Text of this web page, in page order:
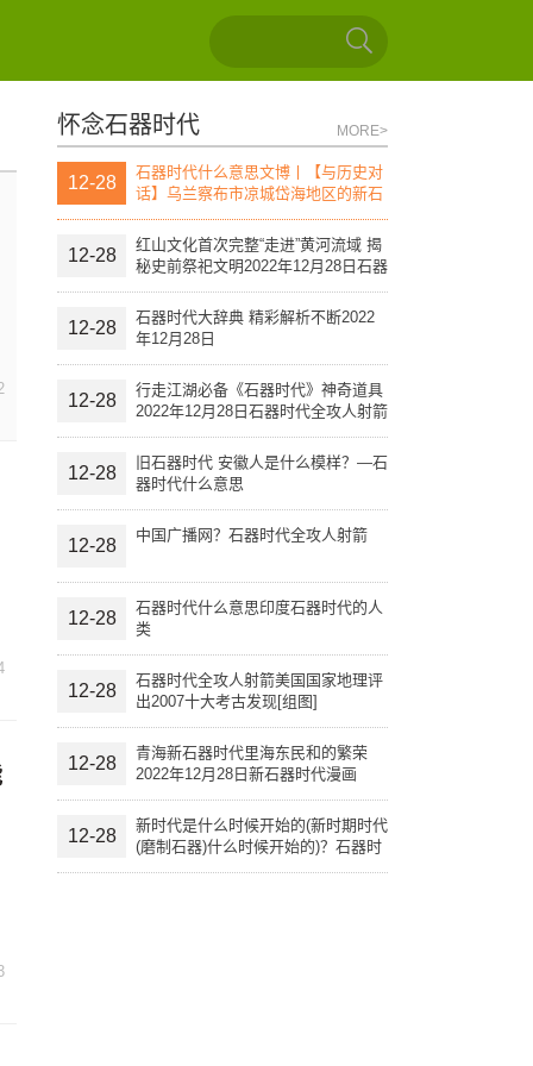
怀念石器时代 MORE>
12-28
石器时代什么意思文博丨【与历史对
话】乌兰察布市凉城岱海地区的新石
器时代文化遗址（上）
12-28
红山文化首次完整“走进”黄河流域 揭
秘史前祭祀文明2022年12月28日石器
时代全攻人射箭
12-28
石器时代大辞典 精彩解析不断2022
年12月28日
12-28
行走江湖必备《石器时代》神奇道具
2022年12月28日石器时代全攻人射箭
12-28
旧石器时代 安徽人是什么模样？—石
器时代什么意思
12-28
中国广播网？石器时代全攻人射箭
12-28
石器时代什么意思印度石器时代的人
类
12-28
石器时代全攻人射箭美国国家地理评
出2007十大考古发现[组图]
12-28
青海新石器时代里海东民和的繁荣
2022年12月28日新石器时代漫画
12-28
新时代是什么时候开始的(新时期时代
(磨制石器)什么时候开始的)？石器时
代什么意思